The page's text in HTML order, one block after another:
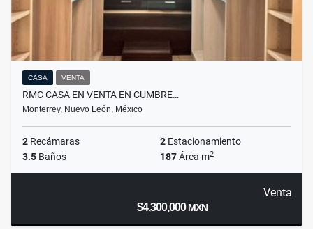
CASA VENTA
RMC CASA EN VENTA EN CUMBRE…
Monterrey, Nuevo León, México
2 Recámaras 2 Estacionamiento
3.5 Baños 187Área m2
Venta
$4,300,000MXN